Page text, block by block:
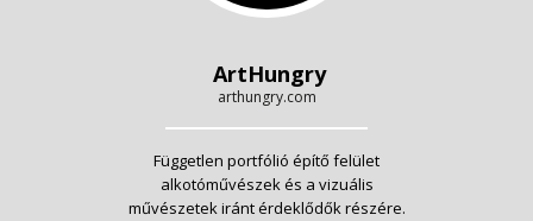
ArtHungry
arthungry.com
Független portfólió építő felület
alkotóművészek és a vizuális
művészetek iránt érdeklődők részére.